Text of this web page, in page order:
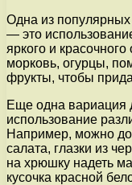
Одна из
— это
яркого и
морковь, огурцы,
фрукты, чтобы
Еще одна вариация
использование
Например, можно
салата, глазки из
на хрюшку надеть
кусочка красной